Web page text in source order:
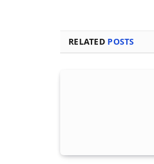
RELATED POSTS